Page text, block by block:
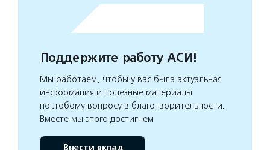
Поддержите работу АСИ!
Мы работаем, чтобы у вас была актуальная
информация и полезные материалы
по любому вопросу в благотворительности.
Вместе мы этого достигнем